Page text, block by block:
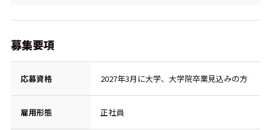
募集要項
応募資格 2027年3月に大学、大学院卒業見込みの方
雇用形態 正社員